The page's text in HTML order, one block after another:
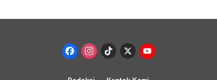
Facebook
Instagram
TikTok
X